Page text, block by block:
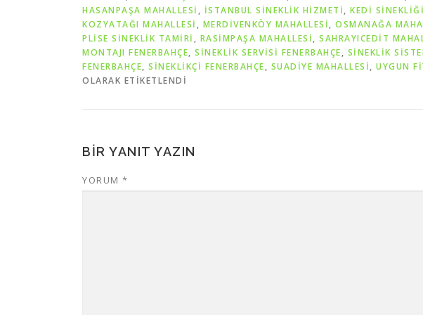
HASANPAŞA MAHALLESİ , İSTANBUL SINEKLIK HIZMETI, KEDI
KOZYATAĞI MAHALLESİ , MERDİVENKÖY MAHALLESİ, OSMANAĞA
PLISE SINEKLIK TAMIRI , RASİMPAŞA MAHALLESİ, SAHRAYICEDİT
MONTAJI FENERBAHÇE, SINEKLIK SERVISI FENERBAHÇE, SINEKLIK
FENERBAHÇE, SINEKLIKÇI FENERBAHÇE, SUADİYE MAHALLESİ, UYGUN
OLARAK ETIKETLENDI
BIR YANIT YAZIN
YORUM *